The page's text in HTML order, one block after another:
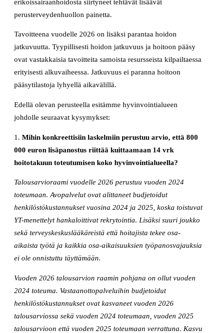
erikoissairaanhoidosta siirtyneet tehtävät lisäävät
perusterveydenhuollon painetta.
Tavoitteena vuodelle 2026 on lisäksi parantaa hoidon
jatkuvuutta. Tyypillisesti hoidon jatkuvuus ja hoitoon pääsy
ovat vastakkaisia tavoitteita samoista resursseista kilpailtaessa
erityisesti alkuvaiheessa. Jatkuvuus ei paranna hoitoon
pääsytilastoja lyhyellä aikavälillä.
Edellä olevan perusteella esitämme hyvinvointialueen
johdolle seuraavat kysymykset:
1.Mihin konkreettisiin laskelmiin perustuu arvio, että 800
000 euron lisäpanostus riittää kuittaamaan 14 vrk
hoitotakuun toteutumisen koko hyvinvointialueella?
Talousarvioraami vuodelle 2026 perustuu vuoden 2024
toteumaan. Avopalvelut ovat alittaneet budjetoidut
henkilöstökustannukset vuosina 2024 ja 2025, koska toistuvat
YT-menettelyt hankaloittivat rekrytointia. Lisäksi suuri joukko
sekä terveyskeskuslääkäreistä että hoitajista tekee osa-
aikaista työtä ja kaikkia osa-aikaisuuksien työpanosvajauksia
ei ole onnistuttu täyttämään.
Vuoden 2026 talousarvion raamin pohjana on ollut vuoden
2024 toteuma. Vastaanottopalveluihin budjetoidut
henkilöstökustannukset ovat kasvaneet vuoden 2026
talousarviossa sekä vuoden 2024 toteumaan, vuoden 2025
talousarvioon että vuoden 2025 toteumaan verrattuna. Kasvu